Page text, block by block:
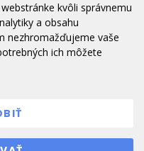
ZANECHAJTE NÁM SPRÁVU
kvôli správnemu
a obsahu
nezhromažďujeme vaše
ich môžete